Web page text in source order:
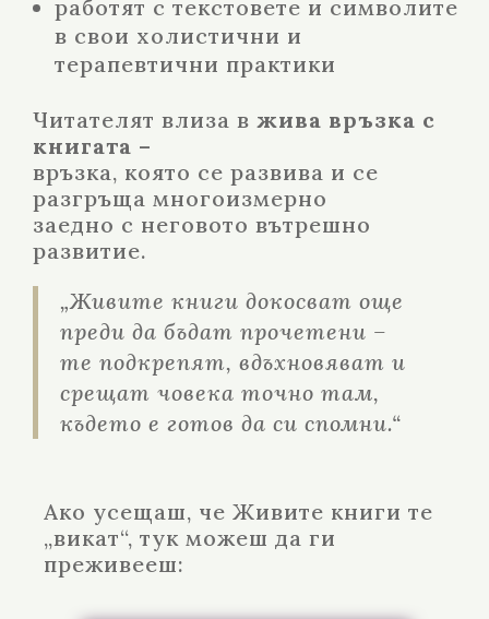
работят с текстовете и символите
в свои холистични и
терапевтични практики
Читателят влиза в жива връзка с
книгата –
връзка, която се развива и се
разгръща многоизмерно
заедно с неговото вътрешно
развитие.
„Живите книги докосват още
преди да бъдат прочетени –
те подкрепят, вдъхновяват и
срещат човека точно там,
където е готов да си спомни.“
Ако усещаш, че Живите книги те
„викат“, тук можеш да ги
преживееш: